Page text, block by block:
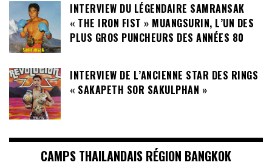
INTERVIEW DU LÉGENDAIRE SAMRANSAK
« THE IRON FIST » MUANGSURIN, L’UN DES
PLUS GROS PUNCHEURS DES ANNÉES 80
INTERVIEW DE L’ANCIENNE STAR DES RINGS
« SAKAPETH SOR SAKULPHAN »
CAMPS THAILANDAIS RÉGION BANGKOK